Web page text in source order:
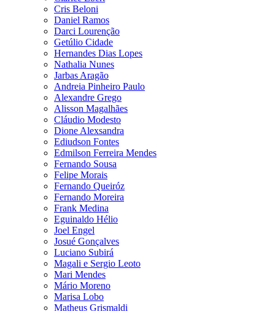
Cris Beloni
Daniel Ramos
Darci Lourenção
Getúlio Cidade
Hernandes Dias Lopes
Nathalia Nunes
Jarbas Aragão
Andreia Pinheiro Paulo
Alexandre Grego
Alisson Magalhães
Cláudio Modesto
Dione Alexsandra
Ediudson Fontes
Edmilson Ferreira Mendes
Fernando Sousa
Felipe Morais
Fernando Queiróz
Fernando Moreira
Frank Medina
Eguinaldo Hélio
Joel Engel
Josué Gonçalves
Luciano Subirá
Magali e Sergio Leoto
Mari Mendes
Mário Moreno
Marisa Lobo
Matheus Grismaldi